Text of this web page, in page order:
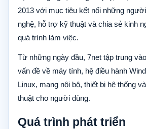
2013 với mục tiêu kết nối những
nghệ, hỗ trợ kỹ thuật và chia sẻ kinh
quá trình làm việc.
Từ những ngày đầu, 7net tập trung
vấn đề về máy tính, hệ điều hành
Linux, mạng nội bộ, thiết bị hệ thống
thuật cho người dùng.
Quá trình phát triển